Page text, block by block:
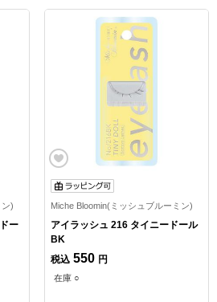
)
ー
Miche Bloomin(ミッシュブルーミン)
アイラッシュ 216 タイニードール
BK
税込 550 円
在庫 ○